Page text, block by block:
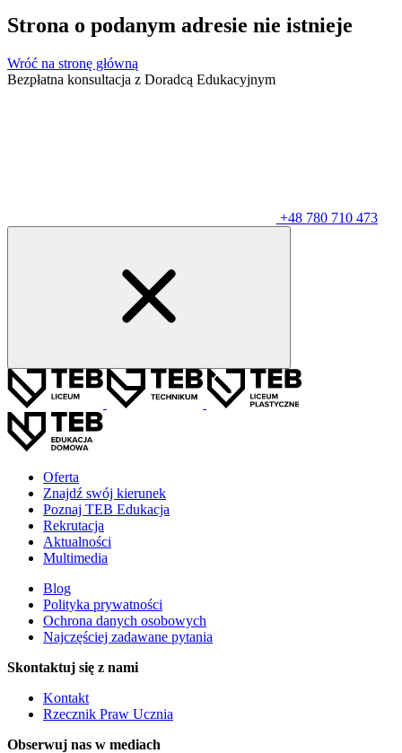
Strona o podanym adresie nie istnieje
Wróć na stronę główną
Bezpłatna konsultacja z Doradcą Edukacyjnym
+48 780 710 473
Oferta
Znajdź swój kierunek
Poznaj TEB Edukacja
Rekrutacja
Aktualności
Multimedia
Blog
Polityka prywatności
Ochrona danych osobowych
Najczęściej zadawane pytania
Skontaktuj się z nami
Kontakt
Rzecznik Praw Ucznia
Obserwuj nas w mediach